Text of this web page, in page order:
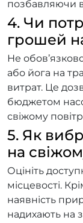
позбавляючи
4. Чи
грошей
Не
або йога на
витрат. Це
бюджетом
свіжому
5. Як
на
Оцініть
місцевості.
наявність
надихають на